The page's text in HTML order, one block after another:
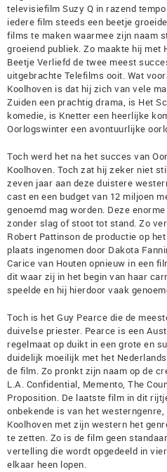
televisiefilm Suzy Q in razend
iedere film steeds een beetje
films te maken waarmee zijn naam
groeiend publiek. Zo maakte hij met
Beetje Verliefd de twee meest
uitgebrachte Telefilms ooit. Wat
Koolhoven is dat hij zich van vele
Zuiden een prachtig drama, is Het
komedie, is Knetter een heerlijke
Oorlogswinter een avontuurlijke
Toch werd het na het succes van
Koolhoven. Toch zat hij zeker niet
zeven jaar aan deze duistere
cast en een budget van 12 miljoen
genoemd mag worden. Deze
zonder slag of stoot tot stand. Zo
Robert Pattinson de productie op
plaats ingenomen door Dakota
Carice van Houten opnieuw in een
dit waar zij in het begin van haar
speelde en hij hierdoor vaak
Toch is het Guy Pearce die de
duivelse priester. Pearce is een
regelmaat op duikt in een grote en
duidelijk moeilijk met het
de film. Zo pronkt zijn naam op de
L.A. Confidential, Memento, The
Proposition. De laatste film in dit
onbekende is van het
Koolhoven met zijn western het
te zetten. Zo is de film geen
vertelling die wordt opgedeeld in
elkaar heen lopen.